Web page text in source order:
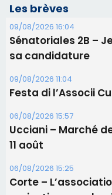
Les brèves
09/08/2026 16:04
Sénatoriales 2B –
sa candidature
09/08/2026 11:04
Festa di l’Associi
06/08/2026 15:57
Ucciani – Marché
11 août
06/08/2026 15:25
Corte –